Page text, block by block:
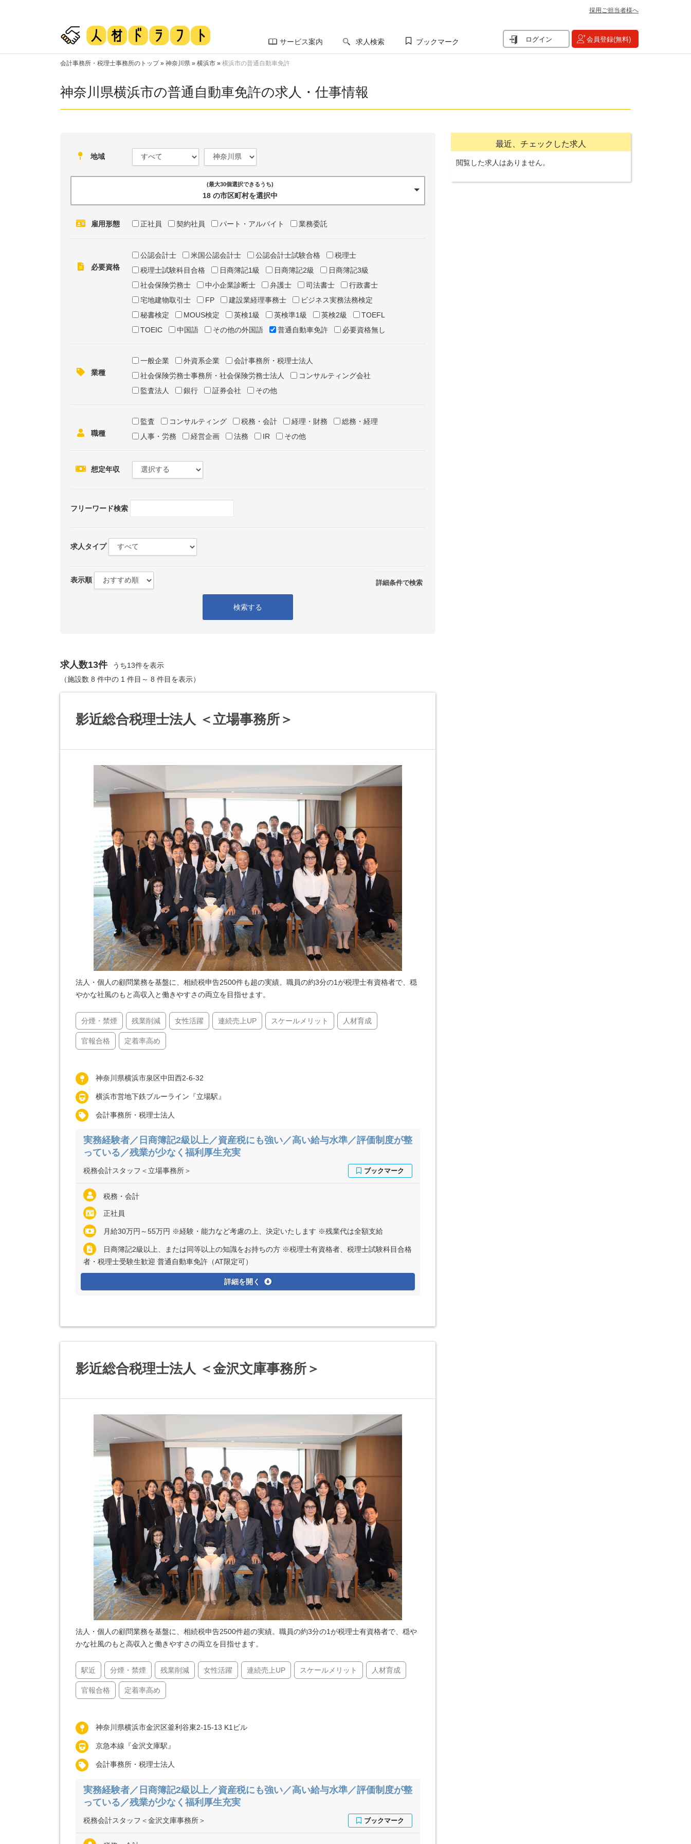
採用ご担当者様へ
サービス案内 求人検索 ブックマーク ログイン 会員登録(無料)
会計事務所・税理士事務所のトップ» 神奈川県 » 横浜市 » 横浜市の普通自動車免許
神奈川県横浜市の普通自動車免許の求人・仕事情報
地域
(最大30個選択できるうち)
18 の市区町村を選択中
雇用形態 正社員 契約社員 パート・アルバイト 業務委託
必要資格
公認会計士 米国公認会計士 公認会計士試験合格
税理士
税理士試験科目合格
日商簿記1級 日商簿記2級
日商簿記3級
社会保険労務士
中小企業診断士 弁護士 司法書士
行政書士
宅地建物取引士
FP 建設業経理事務士
ビジネス実務法務検定
秘書検定
MOUS検定 英検1級 英検準1級 英検2級
TOEFL
TOEIC
中国語 その他の外国語 普通自動車免許 必要資格無し
業種
一般企業 外資系企業
会計事務所・税理士法人
社会保険労務士事務所・社会保険労務士法人
コンサルティング会社
監査法人
銀行 証券会社 その他
職種
監査 コンサルティング 税務・会計 経理・財務
総務・経理
人事・労務
経営企画 法務 IR その他
想定年収
フリーワード検索
求人タイプ
Show
表示
詳細条件で検索
表示順
検索する
求人数13件
うち13件を表示
（施設数 8 件中の 1 件目～ 8 件目を表示）
影近総合税理士法人 ＜立場事務所＞
法人・個人の顧問業務を基盤に、相続税申告2500件も超の実績。職員の約3分の1が税理士有資格者で、穏
やかな社風のもと高収入と働きやすさの両立を目指せます。
分煙・禁煙 残業削減 女性活躍 連続売上UP スケールメリット 人材育成
官報合格 定着率高め
神奈川県横浜市泉区中田西2-6-32
横浜市営地下鉄ブルーライン『立場駅』
会計事務所・税理士法人
実務経験者／日商簿記2級以上／資産税にも強い／高い給与水準／評価制度が整
っている／残業が少なく福利厚生充実
税務会計スタッフ＜立場事務所＞
税務・会計
正社員
月給30万円～55万円 ※経験・能力など考慮の上、決定いたします ※残業代は全額支給
日商簿記2級以上、または同等以上の知識をお持ちの方 ※税理士有資格者、税理士試験科目合格
者・税理士受験生歓迎 普通自動車免許（AT限定可）
詳細を開く
影近総合税理士法人 ＜金沢文庫事務所＞
法人・個人の顧問業務を基盤に、相続税申告2500件超の実績。職員の約3分の1が税理士有資格者で、穏や
かな社風のもと高収入と働きやすさの両立を目指せます。
駅近 分煙・禁煙 残業削減 女性活躍 連続売上UP スケールメリット 人材育成
官報合格 定着率高め
神奈川県横浜市金沢区釜利谷東2-15-13 K1ビル
京急本線『金沢文庫駅』
会計事務所・税理士法人
実務経験者／日商簿記2級以上／資産税にも強い／高い給与水準／評価制度が整
っている／残業が少なく福利厚生充実
税務会計スタッフ＜金沢文庫事務所＞
最近、チェックした求人
閲覧した求人はありません。